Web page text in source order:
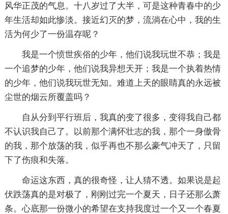
风华正茂的气息。十八岁过了大半，可是这种青春中的少
年生活却如此惨淡。接近幻灭的梦，流淌在心中，我的生
活为何少了一份温存呢？
我是一个愤世疾俗的少年，他们说我玩世不恭；我是
一个追梦的少年，他们说我异想天开；我是一个执着热情
的少年，他们说我玩世无知。难道上天的眼睛真的永远被
尘世的烟云所覆盖吗？
自从分到平行班后，我真的变了很多，变得我自己都
不认识我自己了。以前那个满怀壮志的我，那个一身傲骨
的我，那个放荡的我，似乎再也不那么豪气冲天了，只留
下了伤痕和失落。
命运这东西，真的很奇怪，让人猜不透。如果说是起
伏跌荡真的是对极了，刚刚过完一个夏天，日子还那么萧
条。心底那一份微小的希望在支持我度过一个又一个春夏